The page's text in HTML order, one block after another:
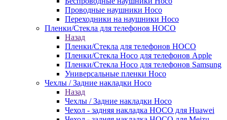
Проводные наушники Hoco
Переходники на наушники Hoco
Пленки/Стекла для телефонов HOCO
Назад
Пленки/Стекла для телефонов HOCO
Пленки/Стекла Hoco для телефонов Apple
Пленки/Стекла Hoco для телефонов Samsung
Универсальные пленки Hoco
Чехлы / Задние накладки Hoco
Назад
Чехлы / Задние накладки Hoco
Чехол - задняя накладка HOCO для Huawei